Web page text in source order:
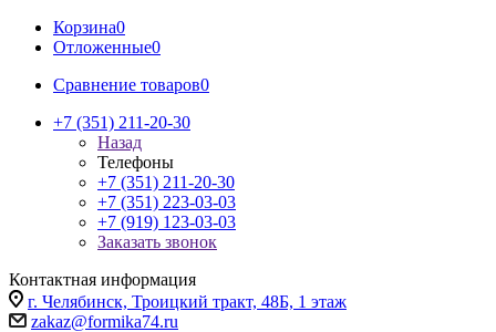
Корзина0
Отложенные0
Сравнение товаров0
+7 (351) 211-20-30
Назад
Телефоны
+7 (351) 211-20-30
+7 (351) 223-03-03
+7 (919) 123-03-03
Заказать звонок
Контактная информация
г. Челябинск, Троицкий тракт, 48Б, 1 этаж
zakaz@formika74.ru